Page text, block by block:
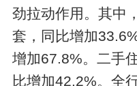
劲拉动作用。其中
套，同比增加
增加67.8%。二手
比增加42.2%。全